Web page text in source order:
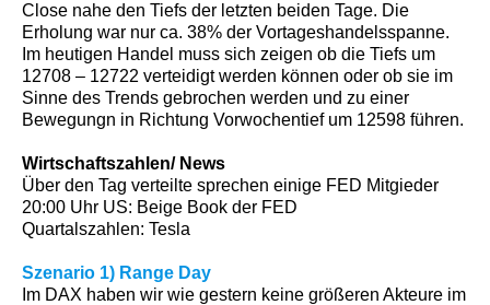
Close nahe den Tiefs der letzten beiden Tage. Die
Erholung war nur ca. 38% der Vortageshandelsspanne.
Im heutigen Handel muss sich zeigen ob die Tiefs um
12708 – 12722 verteidigt werden können oder ob sie im
Sinne des Trends gebrochen werden und zu einer
Bewegungn in Richtung Vorwochentief um 12598 führen.
Wirtschaftszahlen/ News
Über den Tag verteilte sprechen einige FED Mitgieder
20:00 Uhr US: Beige Book der FED
Quartalszahlen: Tesla
Szenario 1) Range Day
Im DAX haben wir wie gestern keine größeren Akteure im